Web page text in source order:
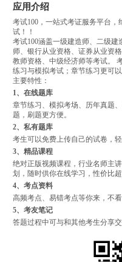
应用介绍
考试100，一站式考证服务平台
试！！
考试100涵盖一级建造师、二级
师、银行从业资格、证券从业资
教师资格、中级经济师等考试。
练习与模拟考试；章节练习更可
主要特性：
1、在线题库
章节练习、模拟考场、历年真题
题，刷题更方便。
2、私有题库
考生可以免费上传自己的试卷，
3、精品课程
绝对正版视频课程，行业名师主
划，随时供你在线学习，性价比超
4、考点资料
高频考点、易错考点等你来，不
5、考友笔记
答题过程中可与和其他考生分享